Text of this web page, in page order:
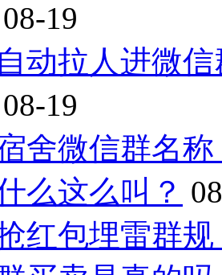
08-19
自动拉人进微
08-19
宿舍微信群名
么这么叫？
抢红包埋雷群